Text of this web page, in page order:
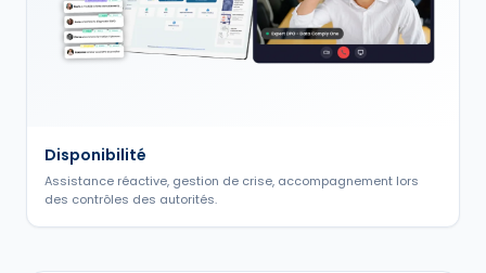
Disponibilité
Assistance réactive, gestion de crise, accompagnement lors
des contrôles des autorités.